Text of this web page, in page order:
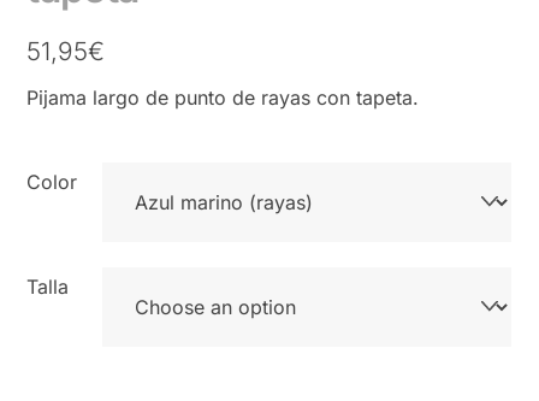
51,95€
Pijama largo de punto de rayas con tapeta.
Color
Talla